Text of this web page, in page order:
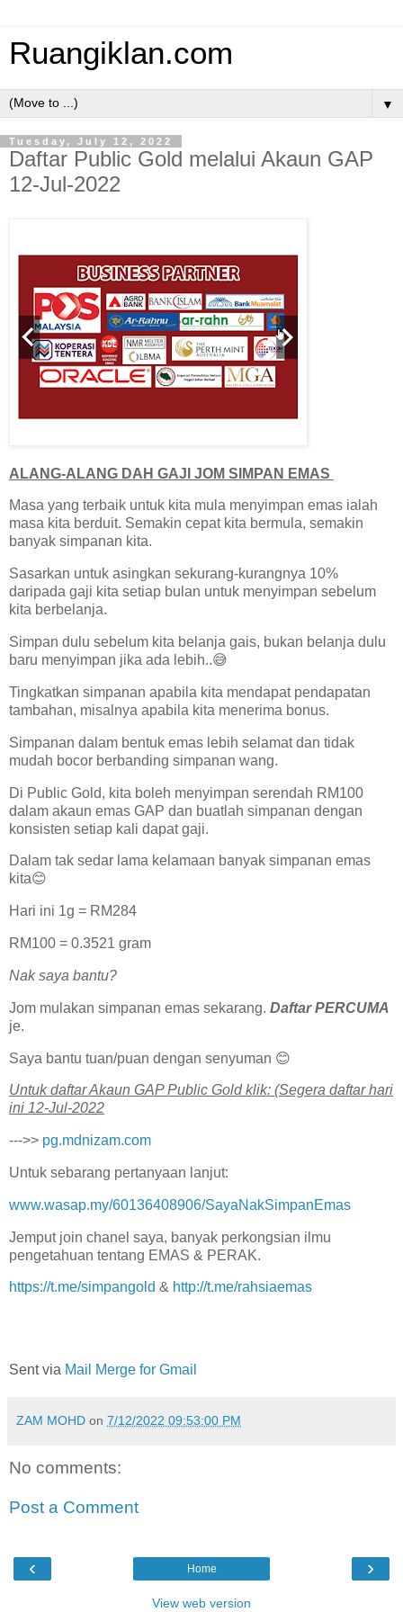
Ruangiklan.com
▼
Tuesday, July 12, 2022
Daftar Public Gold melalui Akaun GAP
12-Jul-2022
ALANG-ALANG DAH GAJI JOM SIMPAN EMAS
Masa yang terbaik untuk kita mula menyimpan emas ialah
masa kita berduit. Semakin cepat kita bermula, semakin
banyak simpanan kita.
Sasarkan untuk asingkan sekurang-kurangnya 10%
daripada gaji kita setiap bulan untuk menyimpan sebelum
kita berbelanja.
Simpan dulu sebelum kita belanja gais, bukan belanja dulu
baru menyimpan jika ada lebih..😅
Tingkatkan simpanan apabila kita mendapat pendapatan
tambahan, misalnya apabila kita menerima bonus.
Simpanan dalam bentuk emas lebih selamat dan tidak
mudah bocor berbanding simpanan wang.
Di Public Gold, kita boleh menyimpan serendah RM100
dalam akaun emas GAP dan buatlah simpanan dengan
konsisten setiap kali dapat gaji.
Dalam tak sedar lama kelamaan banyak simpanan emas
kita😊
Hari ini 1g = RM284
RM100 = 0.3521 gram
Nak saya bantu?
Jom mulakan simpanan emas sekarang. Daftar PERCUMA
je.
Saya bantu tuan/puan dengan senyuman 😊
U͏n͏t͏u͏k͏ d͏a͏f͏t͏a͏r͏ A͏k͏a͏u͏n͏ G͏A͏P͏ P͏u͏b͏l͏i͏c͏ G͏o͏l͏d͏ k͏l͏i͏k͏: (Segera daftar hari
ini 12-Jul-2022
--->> pg.mdnizam.com
Untuk sebarang pertanyaan lanjut:
www.wasap.my/60136408906/SayaNakSimpanEmas
Jemput join chanel saya, banyak perkongsian ilmu
pengetahuan tentang EMAS & PERAK.
https://t.me/simpangold & http://t.me/rahsiaemas
Sent via Mail Merge for Gmail
ZAM MOHD on 7/12/2022 09:53:00 PM
No comments:
Post a Comment
‹ ›
Home
View web version